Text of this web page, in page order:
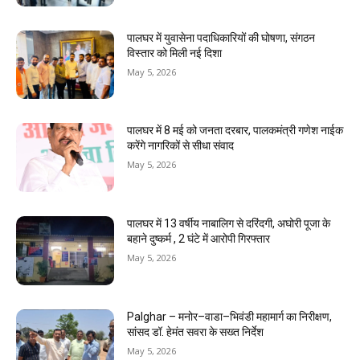
पालघर में युवासेना पदाधिकारियों की घोषणा, संगठन
विस्तार को मिली नई दिशा
May 5, 2026
पालघर में 8 मई को जनता दरबार, पालकमंत्री गणेश नाईक
करेंगे नागरिकों से सीधा संवाद
May 5, 2026
पालघर में 13 वर्षीय नाबालिग से दरिंदगी, अघोरी पूजा के
बहाने दुष्कर्म , 2 घंटे में आरोपी गिरफ्तार
May 5, 2026
Palghar – मनोर–वाडा–भिवंडी महामार्ग का निरीक्षण,
सांसद डॉ. हेमंत सवरा के सख्त निर्देश
May 5, 2026